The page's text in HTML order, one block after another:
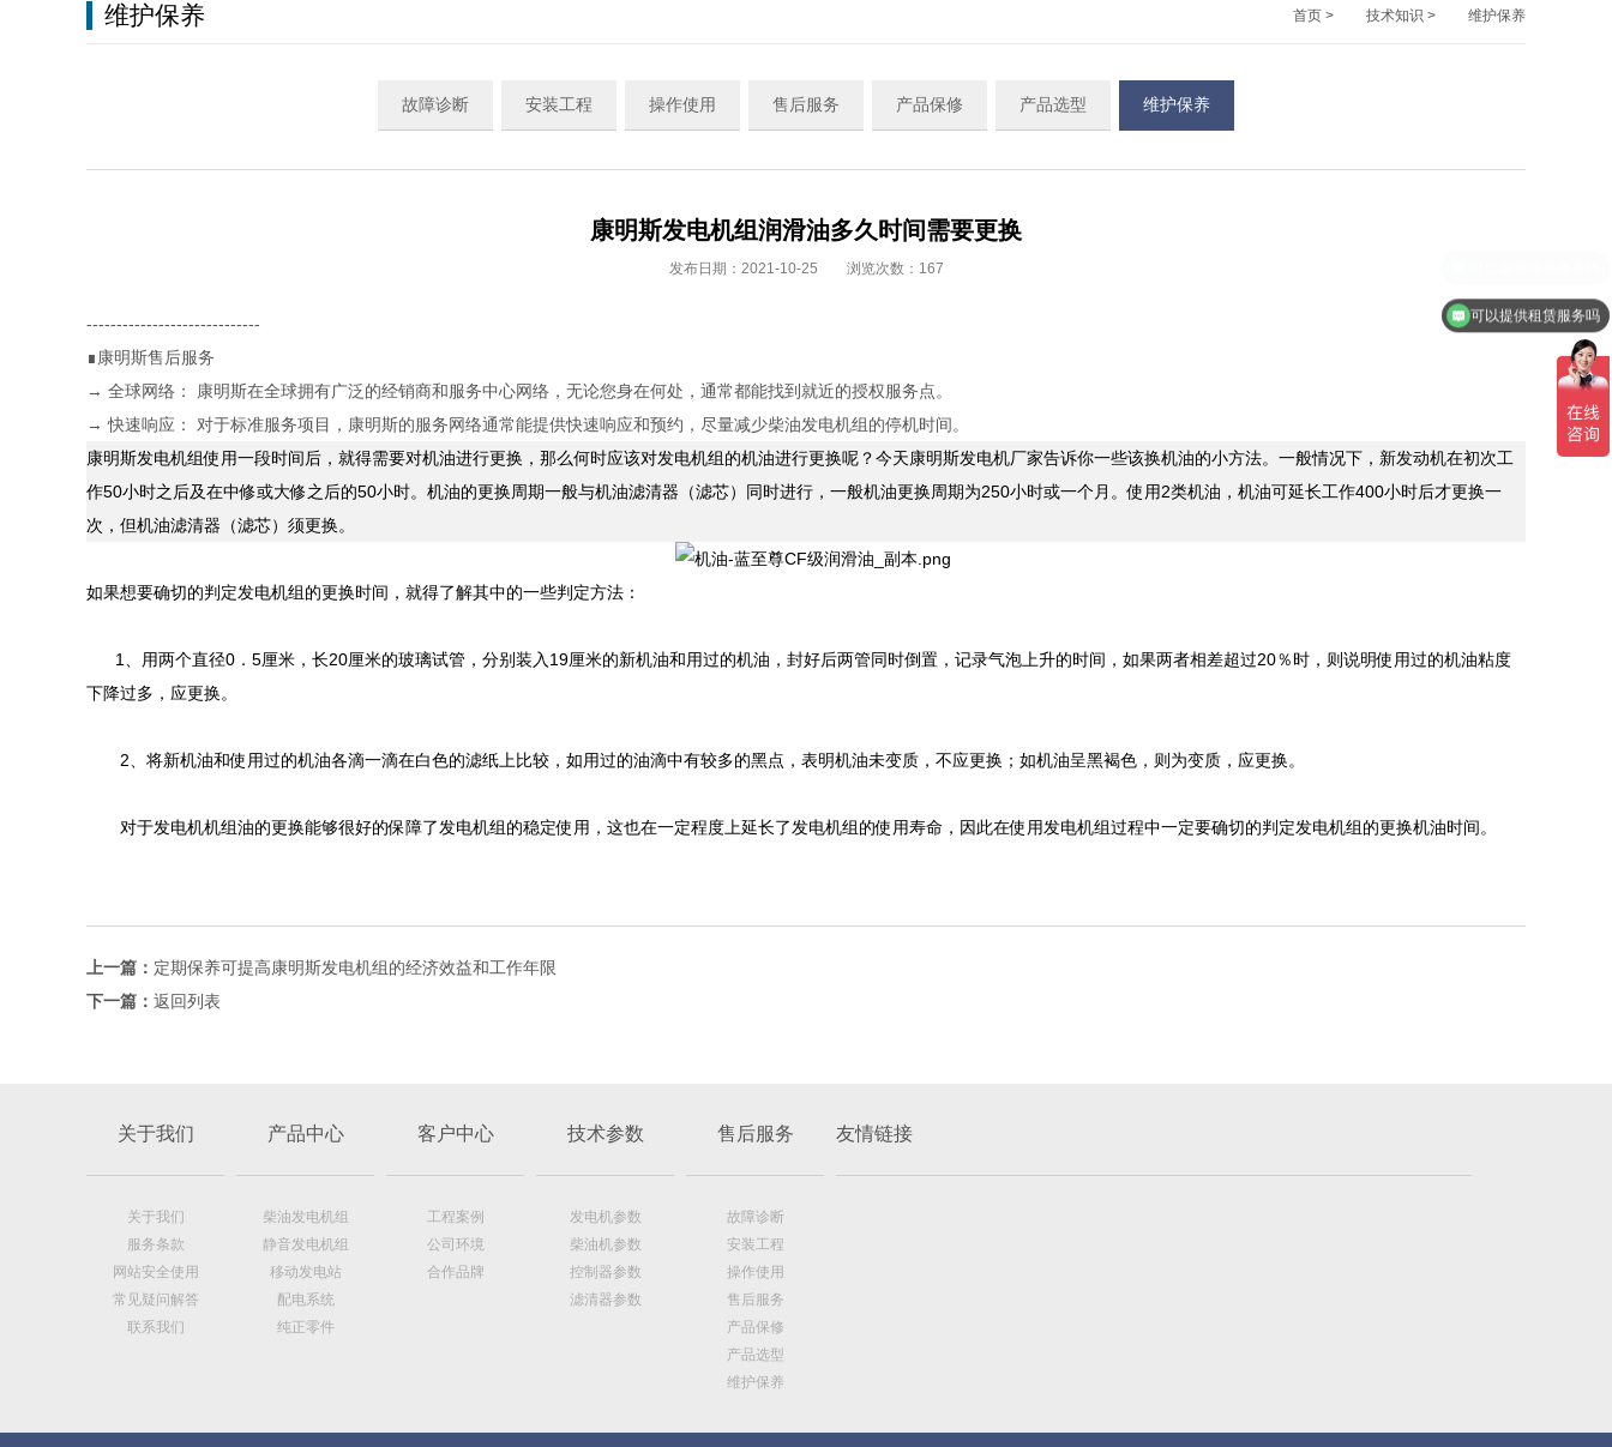
首页 > 技术知识 > 维护保养
维护保养
故障诊断 安装工程 操作使用 售后服务 产品保修 产品选型 维护保养
康明斯发电机组润滑油多久时间需要更换
发布日期：2021-10-25 浏览次数： 167
-----------------------------
∎康明斯售后服务
→ 全球网络： 康明斯在全球拥有广泛的经销商和服务中心网络，无论您身在何处，通常都能找到就近的授权服务点。
→ 快速响应： 对于标准服务项目，康明斯的服务网络通常能提供快速响应和预约，尽量减少柴油发电机组的停机时间。
康明斯发电机组使用一段时间后，就得需要对机油进行更换，那么何时应该对发电机组的机油进行更换呢？今天康明斯发电机厂家告诉你一些该换机油的小方法。一般情况下，新发动机在初次工
作50小时之后及在中修或大修之后的50小时。机油的更换周期一般与机油滤清器（滤芯）同时进行，一般机油更换周期为250小时或一个月。使用2类机油，机油可延长工作400小时后才更换一
次，但机油滤清器（滤芯）须更换。
如果想要确切的判定发电机组的更换时间，就得了解其中的一些判定方法：
1、用两个直径0．5厘米，长20厘米的玻璃试管，分别装入19厘米的新机油和用过的机油，封好后两管同时倒置，记录气泡上升的时间，如果两者相差超过20％时，则说明使用过的机油粘度
下降过多，应更换。
2、将新机油和使用过的机油各滴一滴在白色的滤纸上比较，如用过的油滴中有较多的黑点，表明机油未变质，不应更换；如机油呈黑褐色，则为变质，应更换。
对于发电机机组油的更换能够很好的保障了发电机组的稳定使用，这也在一定程度上延长了发电机组的使用寿命，因此在使用发电机组过程中一定要确切的判定发电机组的更换机油时间。
上一篇： 定期保养可提高康明斯发电机组的经济效益和工作年限
下一篇： 返回列表
关于我们
关于我们
服务条款
网站安全使用
常见疑问解答
联系我们
产品中心
柴油发电机组
静音发电机组
移动发电站
配电系统
纯正零件
客户中心
工程案例
公司环境
合作品牌
技术参数
发电机参数
柴油机参数
控制器参数
滤清器参数
售后服务
故障诊断
安装工程
操作使用
售后服务
产品保修
产品选型
维护保养
友情链接
可以提供租赁服务吗